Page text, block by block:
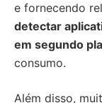
e fornecendo
detectar
em segundo
consumo.
Além disso,